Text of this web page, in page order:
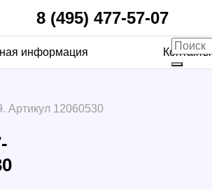
8 (495) 477-57-07
информация Контакты
Артикул 12060530